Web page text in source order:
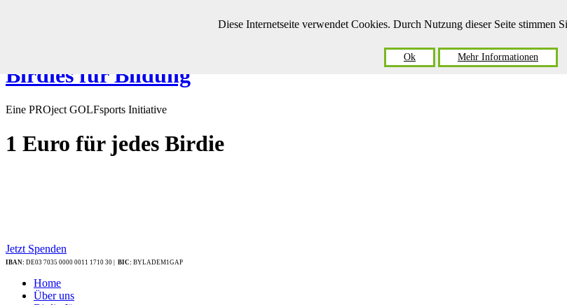
Birdies für Bildung
Eine PROject GOLFsports Initiative
1 Euro für jedes Birdie
Jetzt Spenden
IBAN: DE03 7035 0000 0011 1710 30 | BIC: BYLADEM1GAP
Home
Über uns
Diese Internetseite verwendet Cookies. Durch Nutzung dieser Seite stimmen
Ok Mehr Informationen